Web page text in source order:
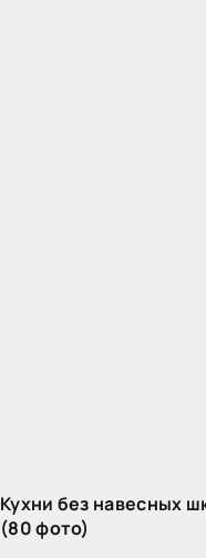
Кухни без навесных
(80 фото)